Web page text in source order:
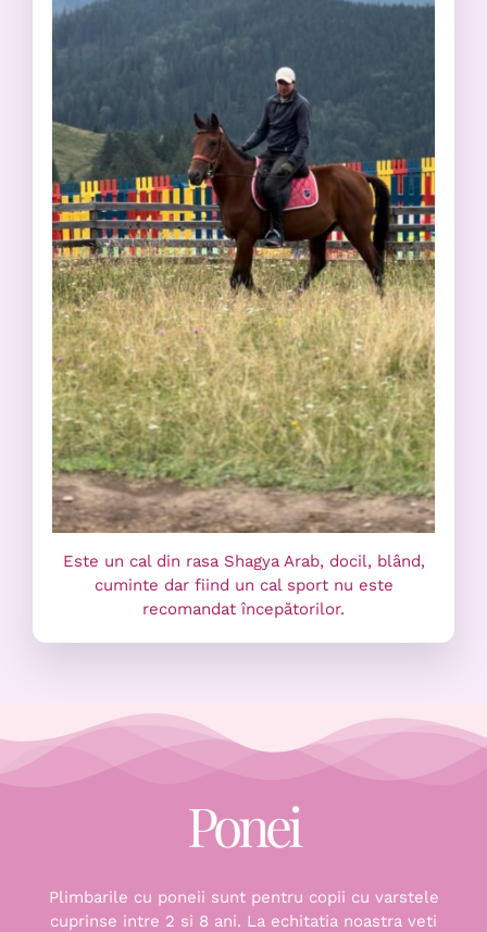
Este un cal din rasa Shagya Arab, docil, blând,
cuminte dar fiind un cal sport nu este
recomandat începătorilor.
Ponei
Plimbarile cu poneii sunt pentru copii cu varstele
cuprinse intre 2 si 8 ani. La echitatia noastra veti